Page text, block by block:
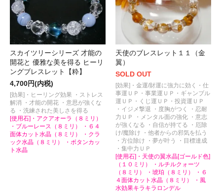
スカイツリーシリーズ 才能の
開花と 優雅な美を得る ヒーリ
ングブレスレット【粋】
4,700円(内税)
[効果]・ヒーリング効果 ・ストレス
解消 ・才能の開花 ・意思が強くな
る ・洗練された美しさを得る
[使用石]・アクアオーラ（８ミリ）
・ブルーレース（８ミリ） ・６４
面体カット水晶（８ミリ） ・クラ
ック水晶（８ミリ） ・ボタンカッ
ト水晶
天使のブレスレット１１（金
翼）
SOLD OUT
[効果]・金運/財運に強力に効く・仕
事運ＵＰ・事業運ＵＰ・ギャンブル
運ＵＰ・くじ運ＵＰ・投資運ＵＰ
・イジメ撃退 ・度胸がつく ・忍耐
力ＵＰ ・メンタル面の強化 ・意志
が強くなる ・自信が持てる ・厄除
け/魔除け ・他者からの邪気を払う
・方位除け ・夢が叶う ・目標達成
・集中力ＵＰ
[使用石]・天使の翼水晶[ゴールド色]
（１０ミリ） ・ルチルクォーツ
（８ミリ） ・琥珀（８ミリ） ・６
４面体カット水晶（８ミリ） ・風
水効果キラキラロンデル